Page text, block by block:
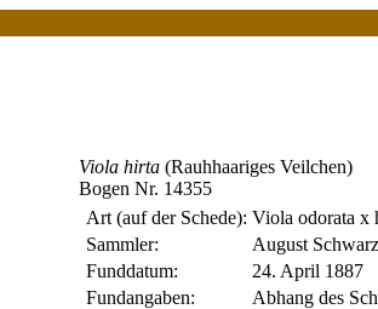
Viola hirta (Rauhhaariges Veilchen)
Bogen Nr. 14355
Art (auf der Schede): Viola odorata x
Sammler:
August Schwarz
Funddatum:
24. April 1887
Fundangaben:
Abhang des